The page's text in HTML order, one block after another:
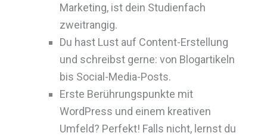
Marketing, ist dein Studienfach
zweitrangig.
Du hast Lust auf Content-Erstellung
und schreibst gerne: von Blogartikeln
bis Social-Media-Posts.
Erste Berührungspunkte mit
WordPress und einem kreativen
Umfeld? Perfekt! Falls nicht, lernst du